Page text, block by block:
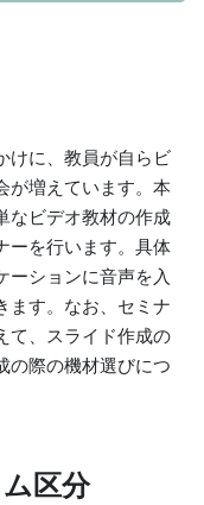
けに、教員が自らビ
が増えています。本
なビデオ教材の作成
ーを行います。具体
ーションに音声を入
ます。なお、セミナ
て、スライド作成の
の際の機材選びにつ
区分